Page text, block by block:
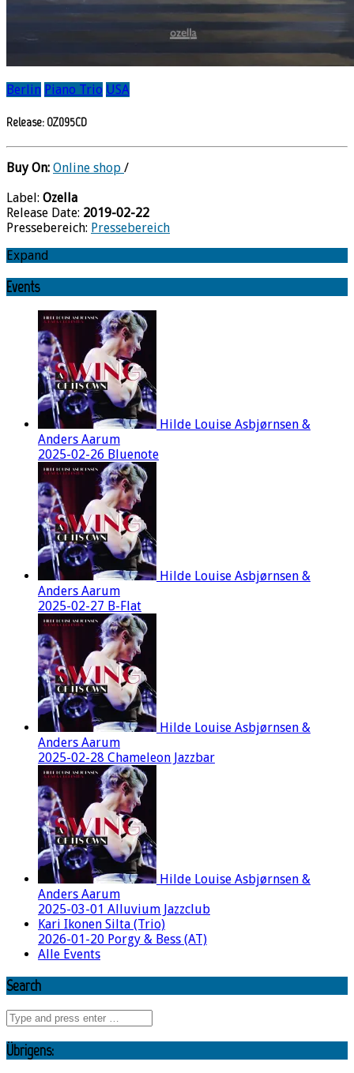
Berlin Piano Trio USA
Release: OZ095CD
Buy On: Online shop /
Label: Ozella
Release Date: 2019-02-22
Pressebereich: Pressebereich
Expand
Events
Hilde Louise Asbjørnsen &
Anders Aarum
2025-02-26 Bluenote
Hilde Louise Asbjørnsen &
Anders Aarum
2025-02-27 B-Flat
Hilde Louise Asbjørnsen &
Anders Aarum
2025-02-28 Chameleon Jazzbar
Hilde Louise Asbjørnsen &
Anders Aarum
2025-03-01 Alluvium Jazzclub
Kari Ikonen Silta (Trio)
2026-01-20 Porgy & Bess (AT)
Alle Events
Search
Übrigens: